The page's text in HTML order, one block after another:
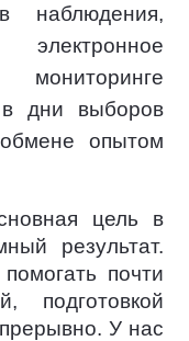
наблюдения,
электронное
в дни выборов
опытом
цель в
результат.
почти
подготовкой
У нас